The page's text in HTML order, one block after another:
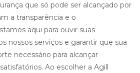
que só pode ser alcançado por
a transparência e o
aqui para ouvir suas
nossos serviços e garantir que sua
necessário para alcançar
Ao escolher a Agill